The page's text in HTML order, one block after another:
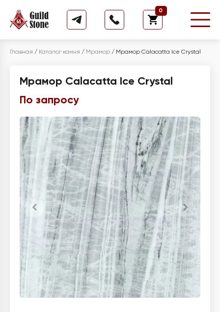
0
Главная / Каталог камня / Мрамор / Мрамор Calacatta Ice Crystal
Мрамор Calacatta Ice Crystal
По запросу